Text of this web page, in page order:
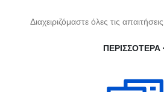
Διαχειριζόμαστε όλες τις
ΠΕΡΙΣΣΟΤΕΡΑ